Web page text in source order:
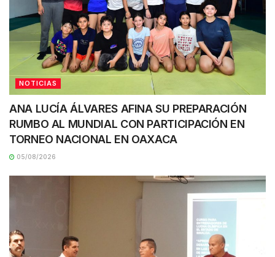
NOTICIAS
ANA LUCÍA ÁLVARES AFINA SU PREPARACIÓN
RUMBO AL MUNDIAL CON PARTICIPACIÓN EN
TORNEO NACIONAL EN OAXACA
05/08/2026